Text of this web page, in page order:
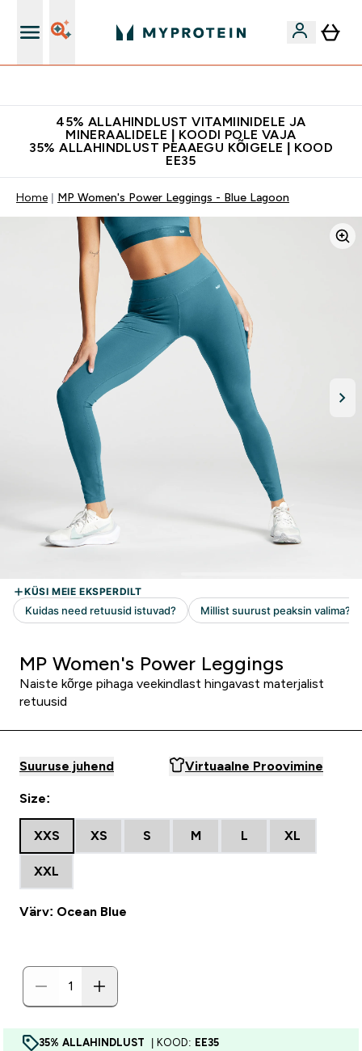
45% ALLAHINDLUST VITAMIINIDELE JA
MINERAALIDELE | KOODI POLE VAJA
35% ALLAHINDLUST PEAAEGU KÕIGELE | KOOD
EE35
Home MP Women's Power Leggings - Blue Lagoon
MP Women's Power Leggings
Naiste kõrge pihaga veekindlast hingavast materjalist
retuusid
Suuruse juhend Virtuaalne Proovimine
Size:
XXS XS S M L XL
XXL
Värv: Ocean Blue
35% ALLAHINDLUST | KOOD: EE35